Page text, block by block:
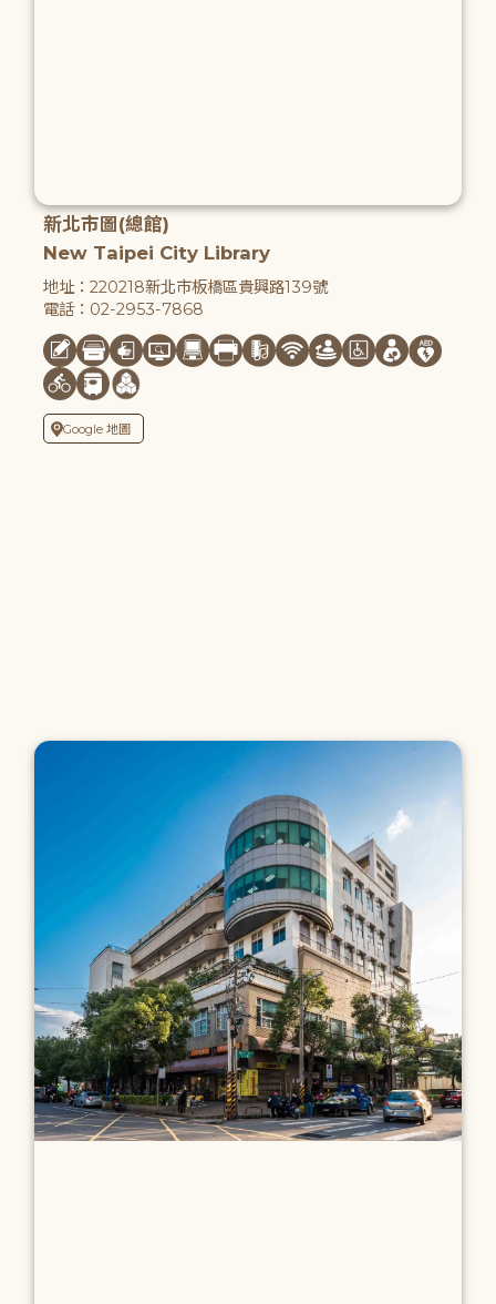
新北市圖(總館)
New Taipei City Library
地址：220218新北市板橋區貴興路139號
電話：02-2953-7868
Google 地圖